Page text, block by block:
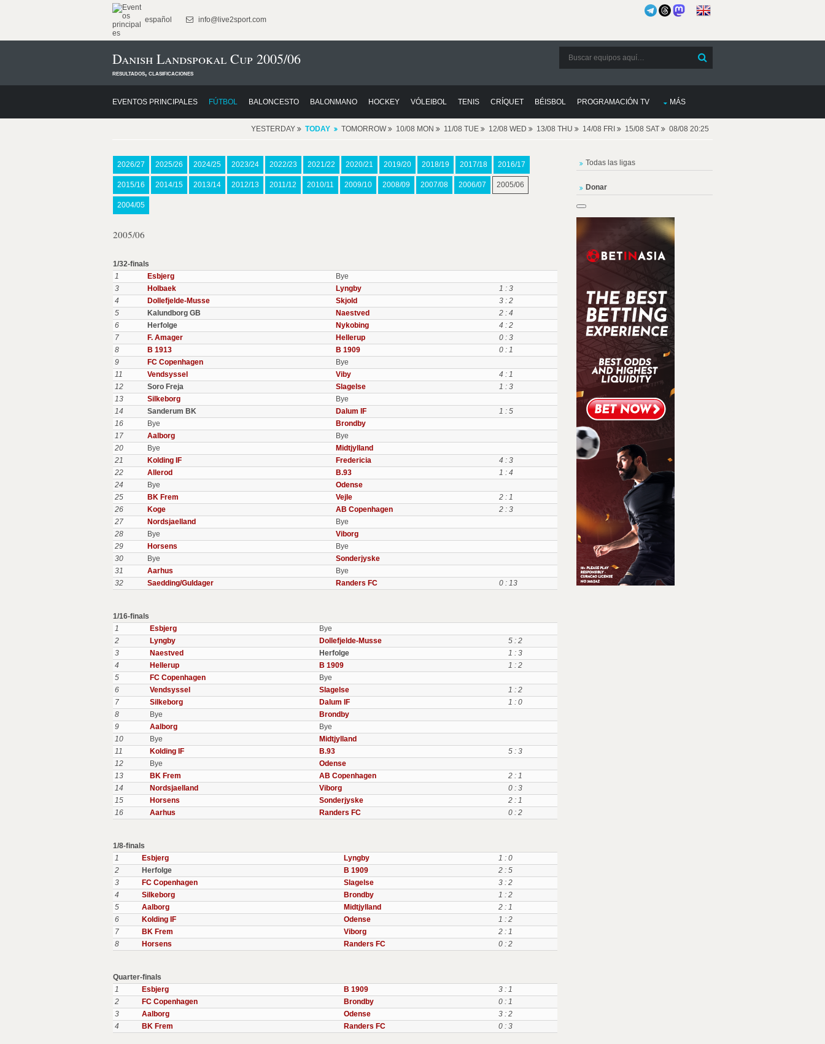
español info@live2sport.com
Danish Landspokal Cup 2005/06
resultados, clasificaciones
EVENTOS PRINCIPALES FÚTBOL BALONCESTO BALONMANO HOCKEY VÓLEIBOL TENIS CRÍQUET BÉISBOL PROGRAMACIÓN TV MÁS
YESTERDAY TODAY TOMORROW 10/08 MON 11/08 TUE 12/08 WED 13/08 THU 14/08 FRI 15/08 SAT 08/08 20:25
2026/27 2025/26 2024/25 2023/24 2022/23 2021/22 2020/21 2019/20 2018/19 2017/18 2016/17
2015/16 2014/15 2013/14 2012/13 2011/12 2010/11 2009/10 2008/09 2007/08 2006/07 2005/06
2004/05
2005/06
1/32-finals
1
Esbjerg
Bye
3
Holbaek Lyngby
1 : 3
4
Dollefjelde-Musse Skjold
3 : 2
5
Kalundborg GB Naestved
2 : 4
6
Herfolge Nykobing
4 : 2
7
F. Amager Hellerup
0 : 3
8
B 1913 B 1909
0 : 1
9
FC Copenhagen
Bye
11
Vendsyssel Viby
4 : 1
12
Soro Freja Slagelse
1 : 3
13
Silkeborg
Bye
14
Sanderum BK Dalum IF
1 : 5
16
Bye
Brondby
17
Aalborg
Bye
20
Bye
Midtjylland
21
Kolding IF Fredericia
4 : 3
22
Allerod B.93
1 : 4
24
Bye
Odense
25
BK Frem Vejle
2 : 1
26
Koge AB Copenhagen
2 : 3
27
Nordsjaelland
Bye
28
Bye
Viborg
29
Horsens
Bye
30
Bye
Sonderjyske
31
Aarhus
Bye
32
Saedding/Guldager Randers FC 0 : 13
1/16-finals
1
Esbjerg
Bye
2
Lyngby Dollefjelde-Musse
5 : 2
3
Naestved Herfolge
1 : 3
4
Hellerup B 1909
1 : 2
5
FC Copenhagen
Bye
6
Vendsyssel Slagelse
1 : 2
7
Silkeborg Dalum IF
1 : 0
8
Bye
Brondby
9
Aalborg
Bye
10
Bye
Midtjylland
11
Kolding IF B.93
5 : 3
12
Bye
Odense
13
BK Frem AB Copenhagen
2 : 1
14
Nordsjaelland Viborg
0 : 3
15
Horsens Sonderjyske
2 : 1
16
Aarhus Randers FC 0 : 2
1/8-finals
1
Esbjerg Lyngby
1 : 0
2
Herfolge B 1909
2 : 5
3
FC Copenhagen Slagelse
3 : 2
4
Silkeborg Brondby
1 : 2
5
Aalborg Midtjylland
2 : 1
6
Kolding IF Odense
1 : 2
7
BK Frem Viborg
2 : 1
8
Horsens Randers FC 0 : 2
Quarter-finals
1
Esbjerg B 1909
3 : 1
2
FC Copenhagen Brondby
0 : 1
3
Aalborg Odense
3 : 2
4
BK Frem Randers FC 0 : 3
Todas las ligas
Donar